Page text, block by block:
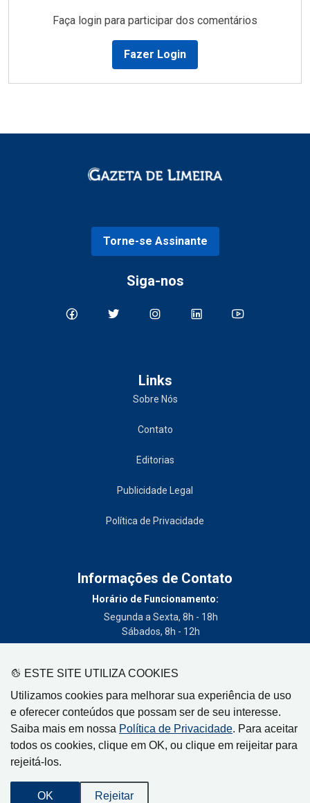
ESTE SITE UTILIZA COOKIES
Utilizamos cookies para melhorar sua experiência de uso
e oferecer conteúdos que possam ser de seu interesse.
Saiba mais em nossa Política de Privacidade. Para aceitar
todos os cookies, clique em OK, ou clique em reijeitar para
rejeitá-los.
OK Rejeitar
Faça login para participar dos comentários
Fazer Login
Torne-se Assinante
Siga-nos
Links
Sobre Nós
Contato
Editorias
Publicidade Legal
Política de Privacidade
Informações de Contato
Horário de Funcionamento:
Segunda a Sexta, 8h - 18h
Sábados, 8h - 12h
(19) 3404-3700
Circulação:
Limeira - SP, Artur Nogueira - SP, Cordeirópolis - SP,
Engenheiro Coelho - SP, Iracemápolis - SP
CEP: 13480-005 - Centro - Limeira-SP